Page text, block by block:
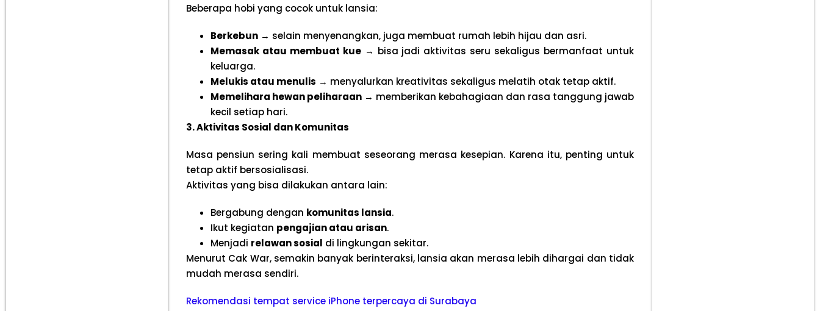
Beberapa hobi yang cocok untuk lansia:
Berkebun→ selain menyenangkan, juga membuat rumah lebih hijau dan asri.
Memasak atau membuat kue→ bisa jadi aktivitas seru sekaligus bermanfaat untuk
keluarga.
Melukis atau menulis → menyalurkan kreativitas sekaligus melatih otak tetap aktif.
Memelihara hewan peliharaan→ memberikan kebahagiaan dan rasa tanggung jawab
kecil setiap hari.
3. Aktivitas Sosial dan Komunitas
Masa pensiun sering kali membuat seseorang merasa kesepian. Karena itu, penting untuk
tetap aktif bersosialisasi.
Aktivitas yang bisa dilakukan antara lain:
Bergabung dengan komunitas lansia.
Ikut kegiatan pengajian atau arisan.
Menjadi relawan sosial di lingkungan sekitar.
Menurut Cak War, semakin banyak berinteraksi, lansia akan merasa lebih dihargai dan tidak
mudah merasa sendiri.
Rekomendasi tempat service iPhone terpercaya di Surabaya